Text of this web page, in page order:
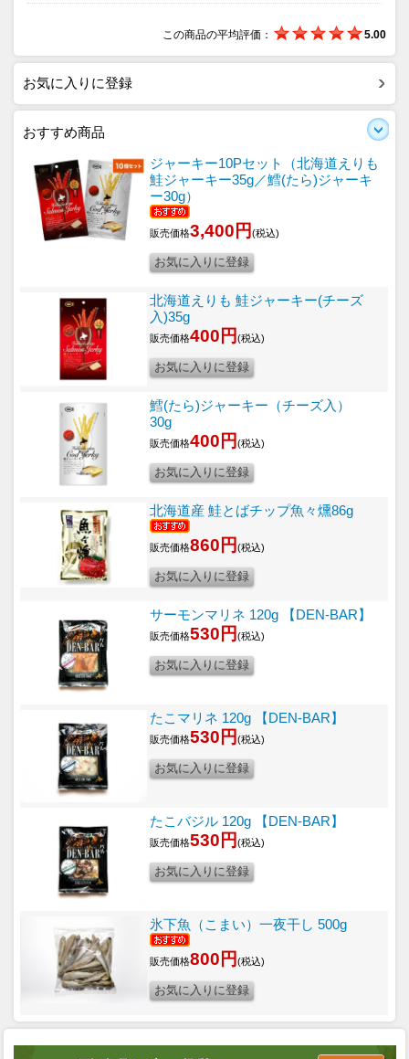
この商品の平均評価： 5.00
お気に入りに登録
おすすめ商品
ジャーキー10Pセット（北海道えりも
鮭ジャーキー35g／鱈(たら)ジャーキ
ー30g）
販売価格3,400円(税込)
北海道えりも 鮭ジャーキー(チーズ
入)35g
販売価格400円(税込)
鱈(たら)ジャーキー（チーズ入）
30g
販売価格400円(税込)
北海道産 鮭とばチップ魚々燻86g
販売価格860円(税込)
サーモンマリネ 120g 【DEN-BAR】
販売価格530円(税込)
たこマリネ 120g 【DEN-BAR】
販売価格530円(税込)
たこバジル 120g 【DEN-BAR】
販売価格530円(税込)
氷下魚（こまい）一夜干し 500g
販売価格800円(税込)